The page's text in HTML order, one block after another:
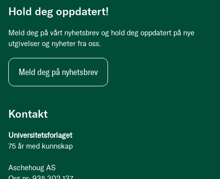
Kontakt
Universitetsforlaget
75 år med kunnskap
Aschehoug AS
Hold deg oppdatert!
Meld deg på vårt nyhetsbrev og hold deg oppdatert på nye
utgivelser og nyheter fra oss.
Meld deg på nyhetsbrev